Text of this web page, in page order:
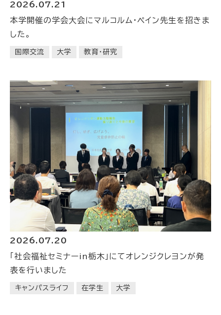
2026.07.21
本学開催の学会大会にマルコルム・ペイン先生を招きま
した。
国際交流 大学 教育・研究
2026.07.20
「社会福祉セミナーin栃木」にてオレンジクレヨンが発
表を行いました
キャンパスライフ 在学生 大学